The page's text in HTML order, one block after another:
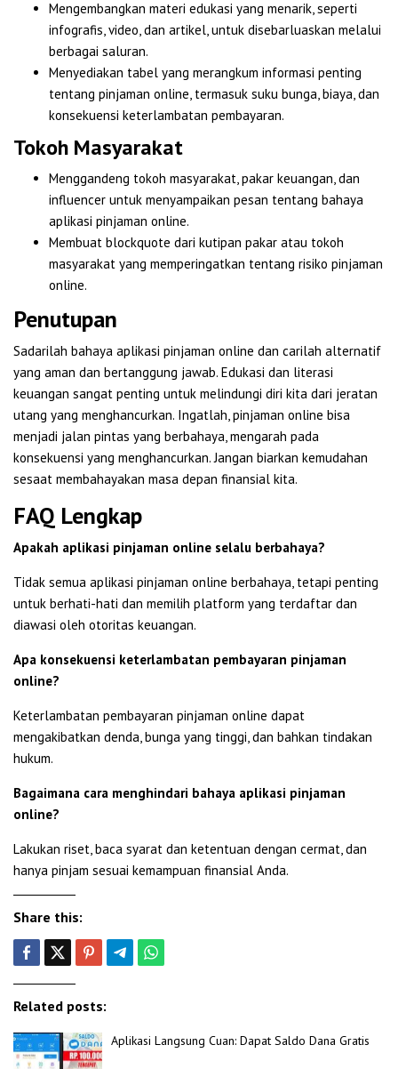
Mengembangkan materi edukasi yang menarik, seperti
infografis, video, dan artikel, untuk disebarluaskan melalui
berbagai saluran.
Menyediakan tabel yang merangkum informasi penting
tentang pinjaman online, termasuk suku bunga, biaya, dan
konsekuensi keterlambatan pembayaran.
Tokoh Masyarakat
Menggandeng tokoh masyarakat, pakar keuangan, dan
influencer untuk menyampaikan pesan tentang bahaya
aplikasi pinjaman online.
Membuat blockquote dari kutipan pakar atau tokoh
masyarakat yang memperingatkan tentang risiko pinjaman
online.
Penutupan
Sadarilah bahaya aplikasi pinjaman online dan carilah alternatif
yang aman dan bertanggung jawab. Edukasi dan literasi
keuangan sangat penting untuk melindungi diri kita dari jeratan
utang yang menghancurkan. Ingatlah, pinjaman online bisa
menjadi jalan pintas yang berbahaya, mengarah pada
konsekuensi yang menghancurkan. Jangan biarkan kemudahan
sesaat membahayakan masa depan finansial kita.
FAQ Lengkap
Apakah aplikasi pinjaman online selalu berbahaya?
Tidak semua aplikasi pinjaman online berbahaya, tetapi penting
untuk berhati-hati dan memilih platform yang terdaftar dan
diawasi oleh otoritas keuangan.
Apa konsekuensi keterlambatan pembayaran pinjaman
online?
Keterlambatan pembayaran pinjaman online dapat
mengakibatkan denda, bunga yang tinggi, dan bahkan tindakan
hukum.
Bagaimana cara menghindari bahaya aplikasi pinjaman
online?
Lakukan riset, baca syarat dan ketentuan dengan cermat, dan
hanya pinjam sesuai kemampuan finansial Anda.
Share this:
Related posts:
Aplikasi Langsung Cuan: Dapat Saldo Dana Gratis